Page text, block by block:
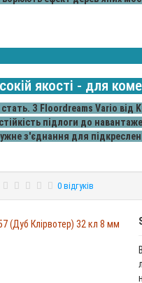
якості - для
стать. З Floordreams Vario
підлоги до
з'єднання для
0 відгуків